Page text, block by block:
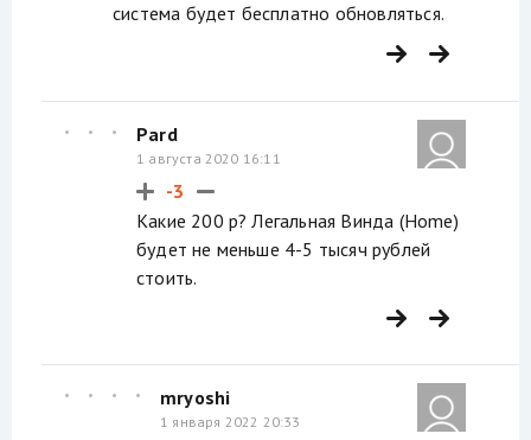
система будет бесплатно обновляться.
Pard
1 августа 2020 16:11
-3
Какие 200 р? Легальная Винда (Home)
будет не меньше 4-5 тысяч рублей
стоить.
mryoshi
1 января 2022 20:33